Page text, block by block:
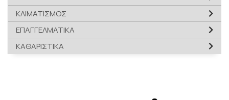
ΚΛΙΜΑΤΙΣΜΟΣ
ΕΠΑΓΓΕΛΜΑΤΙΚΑ
ΚΑΘΑΡΙΣΤΙΚΑ